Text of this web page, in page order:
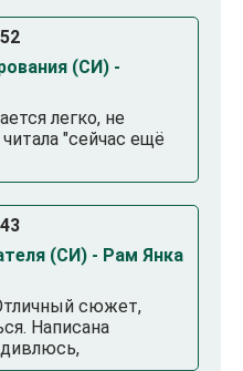
(СИ) -
легко, не
"сейчас ещё
(СИ) - Рам Янка
сюжет,
Написана